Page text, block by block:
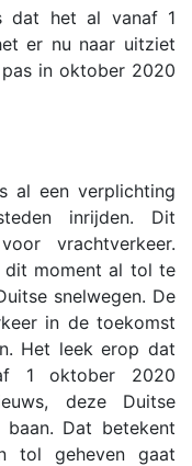
dat het al vanaf 1
er nu naar uitziet
in oktober 2020
al een verplichting
inrijden. Dit
vrachtverkeer.
dit moment al tol te
snelwegen. De
in de toekomst
Het leek erop dat
1 oktober 2020
deze Duitse
Dat betekent
tol geheven gaat